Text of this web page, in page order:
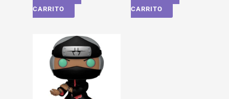
CARRITO
CARRITO